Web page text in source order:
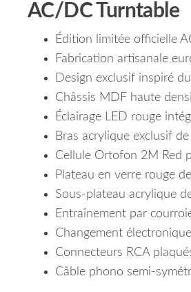
AC/DC Turntable
Édition limitée officielle
Fabrication artisanale
Design exclusif inspiré
Châssis MDF haute
Éclairage LED rouge
Bras acrylique exclusif
Cellule Ortofon 2M Red
Plateau en verre rouge
Sous-plateau acrylique
Entraînement par
Changement
Connecteurs RCA
Câble phono semi-